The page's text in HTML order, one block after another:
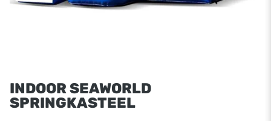
INDOOR SEAWORLD
SPRINGKASTEEL